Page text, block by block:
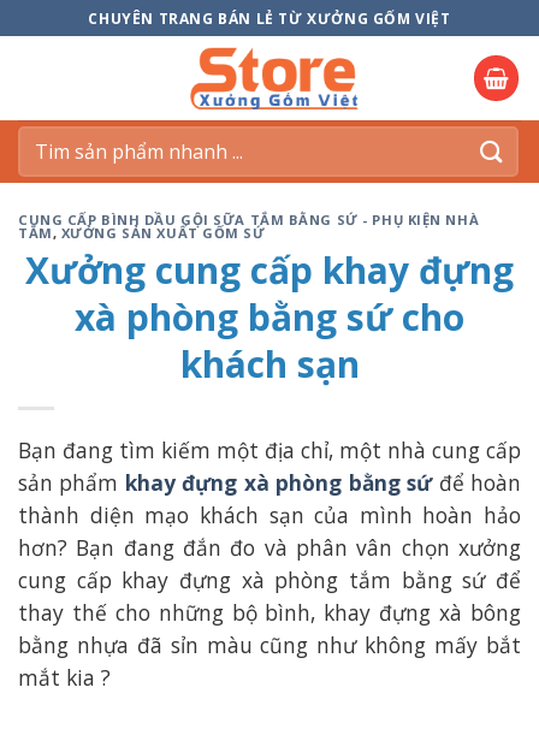
to
CHUYÊN TRANG BÁN LẺ TỪ XƯỞNG GỐM VIỆT
Tìm
kiếm:
CUNG CẤP BÌNH DẦU GỘI SỮA TẮM BẰNG SỨ - PHỤ KIỆN NHÀ
TẮM, XƯỞNG SẢN XUẤT GỐM SỨ
Xưởng cung cấp khay đựng
xà phòng bằng sứ cho
khách sạn
Bạn đang tìm kiếm một địa chỉ, một nhà cung cấp
sản phẩm khay đựng xà phòng bằng sứ để hoàn
thành diện mạo khách sạn của mình hoàn hảo
hơn? Bạn đang đắn đo và phân vân chọn xưởng
cung cấp khay đựng xà phòng tắm bằng sứ để
thay thế cho những bộ bình, khay đựng xà bông
bằng nhựa đã sỉn màu cũng như không mấy bắt
mắt kia ?